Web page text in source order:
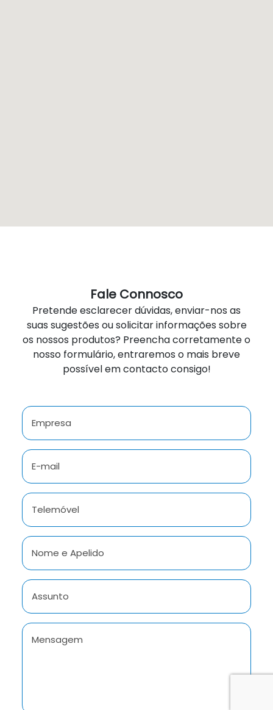
Fale Connosco
Pretende esclarecer dúvidas, enviar-nos as
suas sugestões ou solicitar informações sobre
os nossos produtos? Preencha corretamente o
nosso formulário, entraremos o mais breve
possível em contacto consigo!